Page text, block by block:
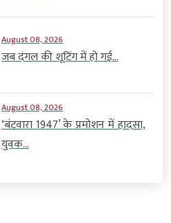
August 08, 2026
जब दंगल की शूटिंग में हो गई...
August 08, 2026
‘बंटवारा 1947’ के प्रमोशन में हादसा,
युवक...